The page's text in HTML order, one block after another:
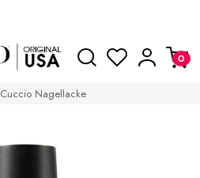
Cuccio Nagellacke